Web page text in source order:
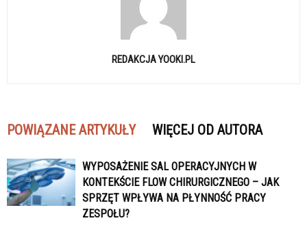
REDAKCJA YOOKI.PL
POWIĄZANE ARTYKUŁY WIĘCEJ OD AUTORA
WYPOSAŻENIE SAL OPERACYJNYCH W
KONTEKŚCIE FLOW CHIRURGICZNEGO – JAK
SPRZĘT WPŁYWA NA PŁYNNOŚĆ PRACY
ZESPOŁU?